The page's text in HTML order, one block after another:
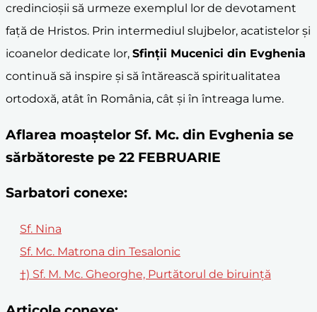
credincioșii să urmeze exemplul lor de devotament
față de Hristos. Prin intermediul slujbelor, acatistelor și
icoanelor dedicate lor, Sfinții Mucenici din Evghenia
continuă să inspire și să întărească spiritualitatea
ortodoxă, atât în România, cât și în întreaga lume.
Aflarea moaştelor Sf. Mc. din Evghenia se
sărbătoreste pe 22 FEBRUARIE
Sarbatori conexe:
Sf. Nina
Sf. Mc. Matrona din Tesalonic
†) Sf. M. Mc. Gheorghe, Purtătorul de biruință